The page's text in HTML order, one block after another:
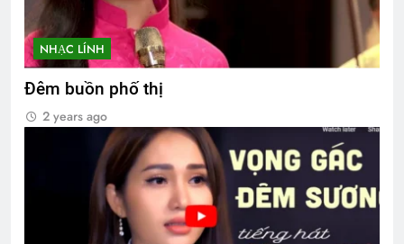
NHẠC LÍNH
Đêm buồn phố thị
2 years ago